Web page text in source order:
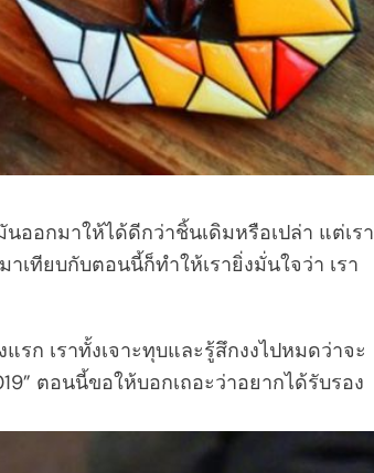
อกมาให้ได้ดีกว่าชิ้นเดิมหรือเปล่า แต่เรา
ทียบกับตอนนี้ก็ทำให้เรายิ่งมั่นใจว่า เรา
ก เราทั้งเจาะทุบและรู้สึกงงไปหมดว่าจะ
ตอนนี้ขอให้บอกเถอะว่าอยากได้รับรอง